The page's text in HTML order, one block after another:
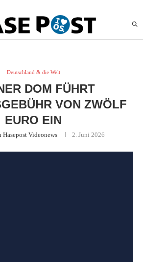
Deutschland & die Welt
DOM FÜHRT
VON ZWÖLF
EURO EIN
Hasepost Videonews 2. Juni 2026